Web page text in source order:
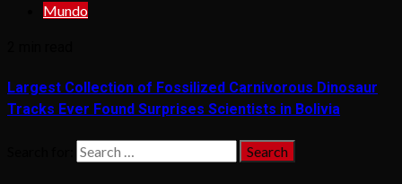
Mundo
Largest Collection of Fossilized Carnivorous Dinosaur
Tracks Ever Found Surprises Scientists in Bolivia